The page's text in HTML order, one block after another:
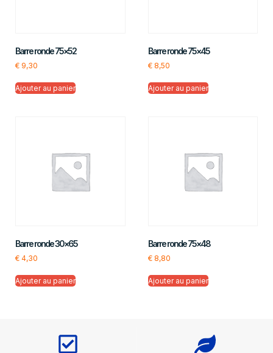
Barre ronde 75×52
€ 9,30
Ajouter au panier
Barre ronde 75×45
€8,50
Ajouter au panier
Barre ronde 30×65
€ 4,30
Ajouter au panier
Barre ronde 75×48
€8,80
Ajouter au panier